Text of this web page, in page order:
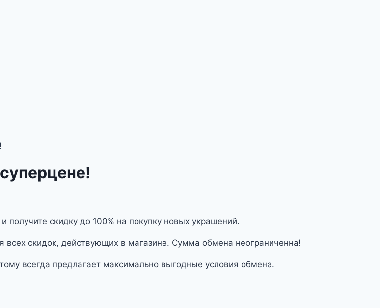
получите скидку до 100% на покупку новых украшений.
скидок, действующих в магазине. Сумма обмена неограниченна!
всегда предлагает максимально выгодные условия обмена.